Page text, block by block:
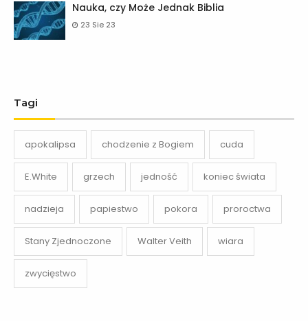
Nauka, czy Może Jednak Biblia
23 Sie 23
Tagi
apokalipsa chodzenie z Bogiem cuda
E.White grzech jedność koniec świata
nadzieja papiestwo pokora proroctwa
Stany Zjednoczone Walter Veith wiara
zwycięstwo